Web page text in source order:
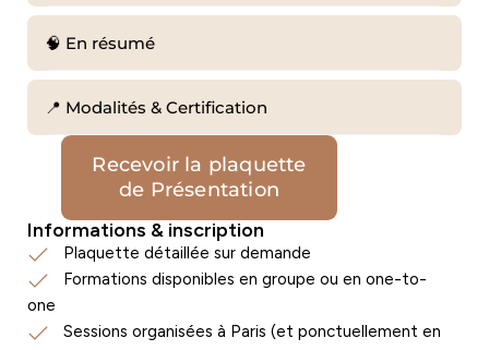
🧠 En résumé
📍 Modalités & Certification
Recevoir la plaquette
de Présentation
Informations & inscription
Plaquette détaillée sur demande
Formations disponibles en groupe ou en one-to-
one
Sessions organisées à Paris (et ponctuellement en